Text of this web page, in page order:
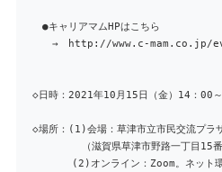
●キャリアマムHPはこちら
→ http://www.c-mam.co.jp/
◇日時：2021年10月15日（金）14：00
◇場所：(1)会場：草津市立市民交流プ
（滋賀県草津市野路一丁目15番5
(2)オンライン：Zoom。ネット環